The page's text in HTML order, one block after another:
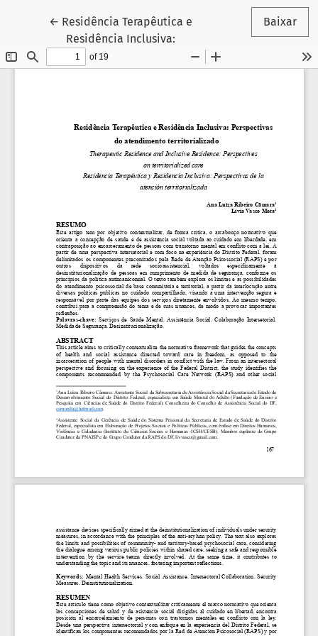
← Voltar aos Detalhes do Artigo
Residência Terapêutica e
Residência Inclusiva:
Baixar